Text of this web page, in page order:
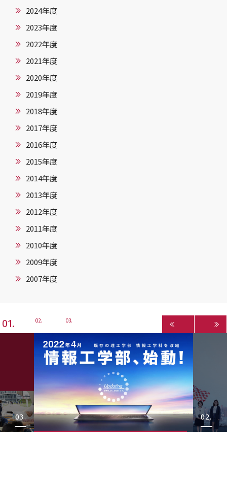
2024年度
2023年度
2022年度
2021年度
2020年度
2019年度
2018年度
2017年度
2016年度
2015年度
2014年度
2013年度
2012年度
2011年度
2010年度
2009年度
2007年度
1 2 3